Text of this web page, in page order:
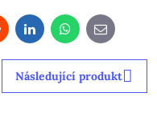
LinkedInWhatsApp
E-
mail
Následující produkt